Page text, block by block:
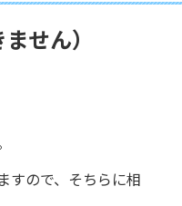
せん）
すので、そちらに相